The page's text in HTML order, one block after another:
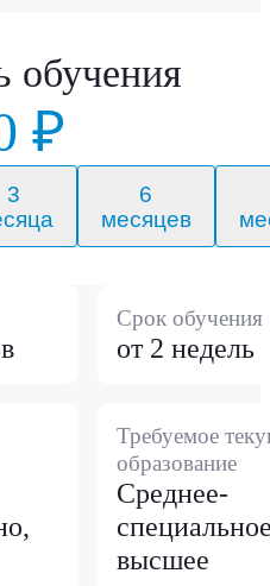
обучения
₽
3
6
месяцев
Срок обучения
от 2 недель
Требуемое
образование
Среднее-
высшее